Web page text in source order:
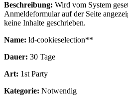
Beschreibung: Wird vom System
Anmeldeformular auf der Seite
keine Inhalte geschrieben.
Name: ld-cookieselection**
Dauer: 30 Tage
Art: 1st Party
Kategorie: Notwendig